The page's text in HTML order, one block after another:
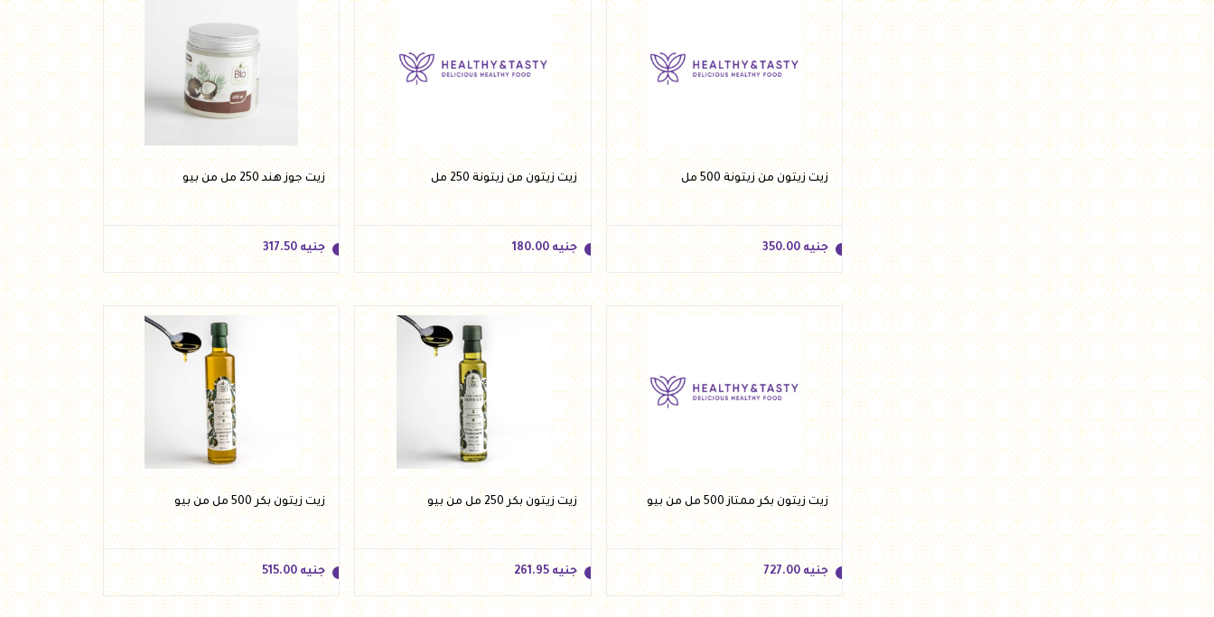
جنيه 185.00 جنيه 326.00 جنيه
أضف للسلة
زيت زيتون من زيتونة 500 مل
جنيه 350.00
جنيه 350.00
زيت زيتون من زيتونة 250 مل
جنيه 180.00
جنيه
أضف للسلة
زيت جوز هند 250 مل من بيو
جنيه 317.50
جنيه
أضف للسلة
زيت زيتون بكر ممتاز 500 مل من بيو
جنيه 727.00
زيت زيتون بكر 250 مل من بيو
جنيه 261.95
زيت زيتون بكر 500 مل من بيو
جنيه 515.00